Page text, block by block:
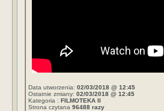
Data utworzenia: 02/03/2018 @ 12:45
Ostatnie zmiany: 02/03/2018 @ 12:45
Kategoria : FILMOTEKA II
Strona czytana 96488 razy